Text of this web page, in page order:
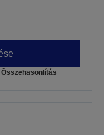
Összehasonlítás